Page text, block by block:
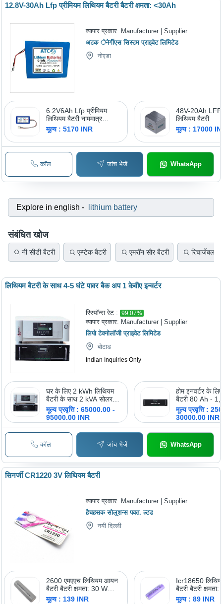
12.8V-30Ah Lfp प्रीमियम लिथियम बैटरी बैटरी क्षमता: <30Ah
व्यापार प्रकार: Manufacturer | Supplier
अटक ेनेर्गीएस सिस्टम प्राइवेट लिमिटेड
नोएडा
6.2V6Ah Lfp प्रीमियम
लिथियम बैटरी नाममात्र
वोल्टेज: 25.6 वोल्ट (V)
मूल्य : 5170 INR
48V-20Ah LFP
लिथियम बैटरी
मूल्य : 17000
कॉल जांच भेजें WhatsApp
Explore in english - lithium battery
संबंधित खोज
नी सीडी बैटरी एम्प्टेक बैटरी एमरॉन सौर बैटरी रिचार्जेबल
लिथियम बैटरी के साथ 4-5 घंटे पावर बैक अप 1 केवीए इन्वर्टर
रिस्पॉन्स रेट : 99.07%
व्यापार प्रकार: Manufacturer | Supplier
लिपो टेक्नोलॉजी प्राइवेट लिमिटेड
बोटाड
Indian Inquiries Only
घर के लिए 2 kWh लिथियम
बैटरी के साथ 2 kVA सोलर
इन्वर्टर
मूल्य प्रवृत्ति : 65000.00 -
95000.00 INR
होम इनवर्टर के
बैटरी 80 Ah -
घंटा
मूल्य प्रवृत्ति :
30000.00 INR
कॉल जांच भेजें WhatsApp
सिनर्जी CR1220 3V लिथियम बैटरी
व्यापार प्रकार: Manufacturer | Supplier
हैचहसक सोलूशन्स पवत. ल्टड
नयी दिल्ली
2600 एमएएच लिथियम आयन
बैटरी बैटरी क्षमता: 30 W
50Ah कूलम्ब (C)
मूल्य : 139 INR
Icr18650
बैटरी बैटरी
50Ah
मूल्य : 89 INR